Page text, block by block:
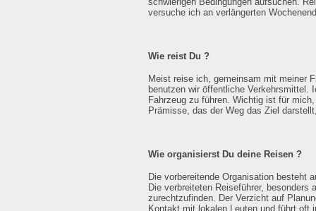
versuche ich an verlängerten
Wie reist Du ?
Meist reise ich, gemeinsam mit meiner
benutzen wir öffentliche
Fahrzeug zu führen. Wichtig ist für
Prämisse, das der Weg das Ziel
Wie organisierst Du deine Reisen ?
Die vorbereitende Organisation besteht
Die verbreiteten Reiseführer,
zurechtzufinden. Der Verzicht auf
Kontakt mit lokalen Leuten und führt oft